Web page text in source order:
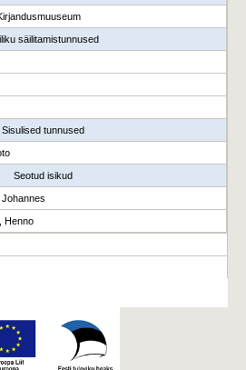
säilitamistunnused
Sisulised tunnused
Seotud isikud
Henno